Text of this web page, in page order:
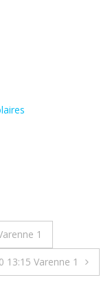
1
13:15 Varenne 1